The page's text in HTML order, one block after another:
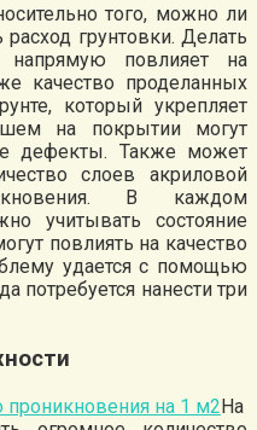
того, можно ли
грунтовки. Делать
повлияет на
качество проделанных
который укрепляет
на покрытии могут
дефекты. Также может
слоев акриловой
В каждом
учитывать состояние
повлиять на качество
удается с помощью
потребуется нанести три
На